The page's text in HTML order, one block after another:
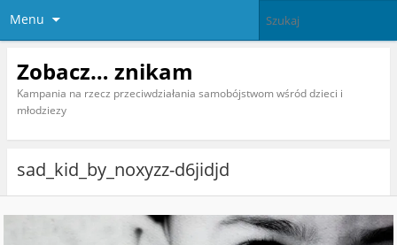
Menu
Zobacz… znikam
Kampania na rzecz przeciwdziałania samobójstwom wśród dzieci i
młodziezy
sad_kid_by_noxyzz-d6jidjd